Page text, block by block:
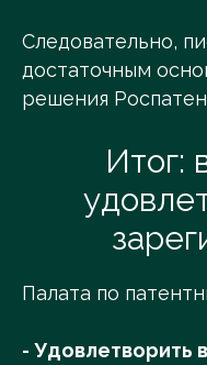
Следовательно,
достаточным
решения
Итог:
Палата по
- Удовлетворить